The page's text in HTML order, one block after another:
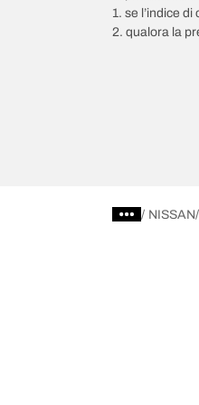
1. se l’indice
2. qualora la
/ NISSAN